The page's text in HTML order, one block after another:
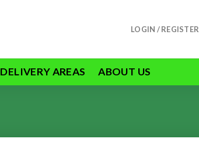
LOGIN / REGISTER
DELIVERY AREAS ABOUT US